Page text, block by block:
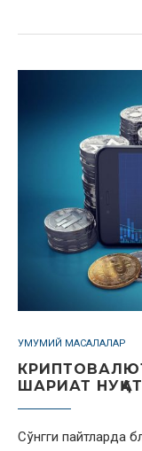
УМУМИЙ МАСАЛАЛАР
ШАРИАТ
Сўнгги пайтларда